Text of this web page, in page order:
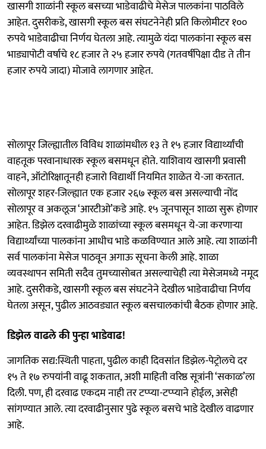
खासगी शाळांनी स्कूल बसच्या भाडेवाढीचे मेसेज पालकांना पाठविले
आहेत. दुसरीकडे, खासगी स्कूल बस संघटनेनेही प्रति किलोमीटर १००
रुपये भाडेवाढीचा निर्णय घेतला आहे. त्यामुळे यंदा पालकांना स्कूल बस
भाड्यापोटी वर्षाचे १८ हजार ते २५ हजार रुपये (गतवर्षीपेक्षा दीड ते तीन
हजार रुपये जादा) मोजावे लागणार आहेत.
सोलापूर जिल्ह्यातील विविध शाळांमधील १३ ते १५ हजार विद्यार्थ्यांची
वाहतूक परवानाधारक स्कूल बसमधून होते. याशिवाय खासगी प्रवासी
वाहने, ऑटोरिक्षातूनही हजारो विद्यार्थी नियमित शाळेत ये-जा करतात.
सोलापूर शहर-जिल्ह्यात एक हजार २६७ स्कूल बस असल्याची नोंद
सोलापूर व अकलूज ‘आरटीओ’कडे आहे. १५ जूनपासून शाळा सुरू होणार
आहेत. डिझेल दरवाढीमुळे शाळांच्या स्कूल बसमधून ये-जा करणाऱ्या
विद्यार्थ्यांच्या पालकांना आधीच भाडे कळविण्यात आले आहे. त्या शाळांनी
सर्व पालकांना मेसेज पाठवून अगाऊ सूचना केली आहे. शाळा
व्यवस्थापन समिती सदैव तुमच्यासोबत असल्याचेही त्या मेसेजमध्ये नमूद
आहे. दुसरीकडे, खासगी स्कूल बस संघटनेने देखील भाडेवाढीचा निर्णय
घेतला असून, पुढील आठवड्यात स्कूल बसचालकांची बैठक होणार आहे.
डिझेल वाढले की पुन्हा भाडेवाढ!
जागतिक सद्य:स्थिती पाहता, पुढील काही दिवसांंत डिझेल-पेट्रोलचे दर
१५ ते १७ रुपयांनी वाढू शकतात, अशी माहिती वरिष्ठ सूत्रांनी ‘सकाळ’ला
दिली. पण, ही दरवाढ एकदम नाही तर टप्प्या-टप्प्याने होईल, असेही
सांगण्यात आले. त्या दरवाढीनुसार पुढे स्कूल बसचे भाडे देखील वाढणार
आहे.